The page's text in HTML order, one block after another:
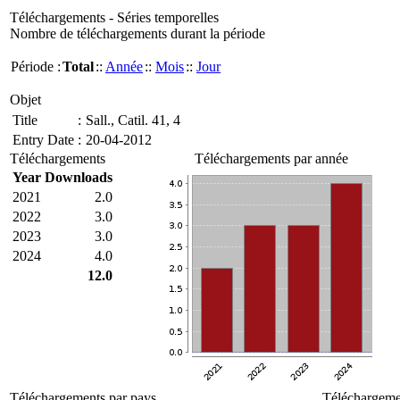
Téléchargements - Séries temporelles
Nombre de téléchargements durant la période
Période :Total:: Année:: Mois:: Jour
Objet
Title
: Sall., Catil. 41, 4
Entry Date : 20-04-2012
Téléchargements
Year Downloads
2021
2.0
2022
3.0
2023
3.0
2024
4.0
12.0
Téléchargements par année